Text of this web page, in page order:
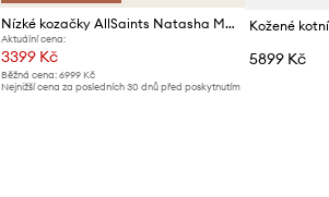
Nízké kozačky AllSaints Natasha Mesh Boot
Aktuální cena:
3399 Kč
Běžná cena:6999 Kč
Nejnižší cena za posledních 30 dnů před poskytnutím
5899 Kč